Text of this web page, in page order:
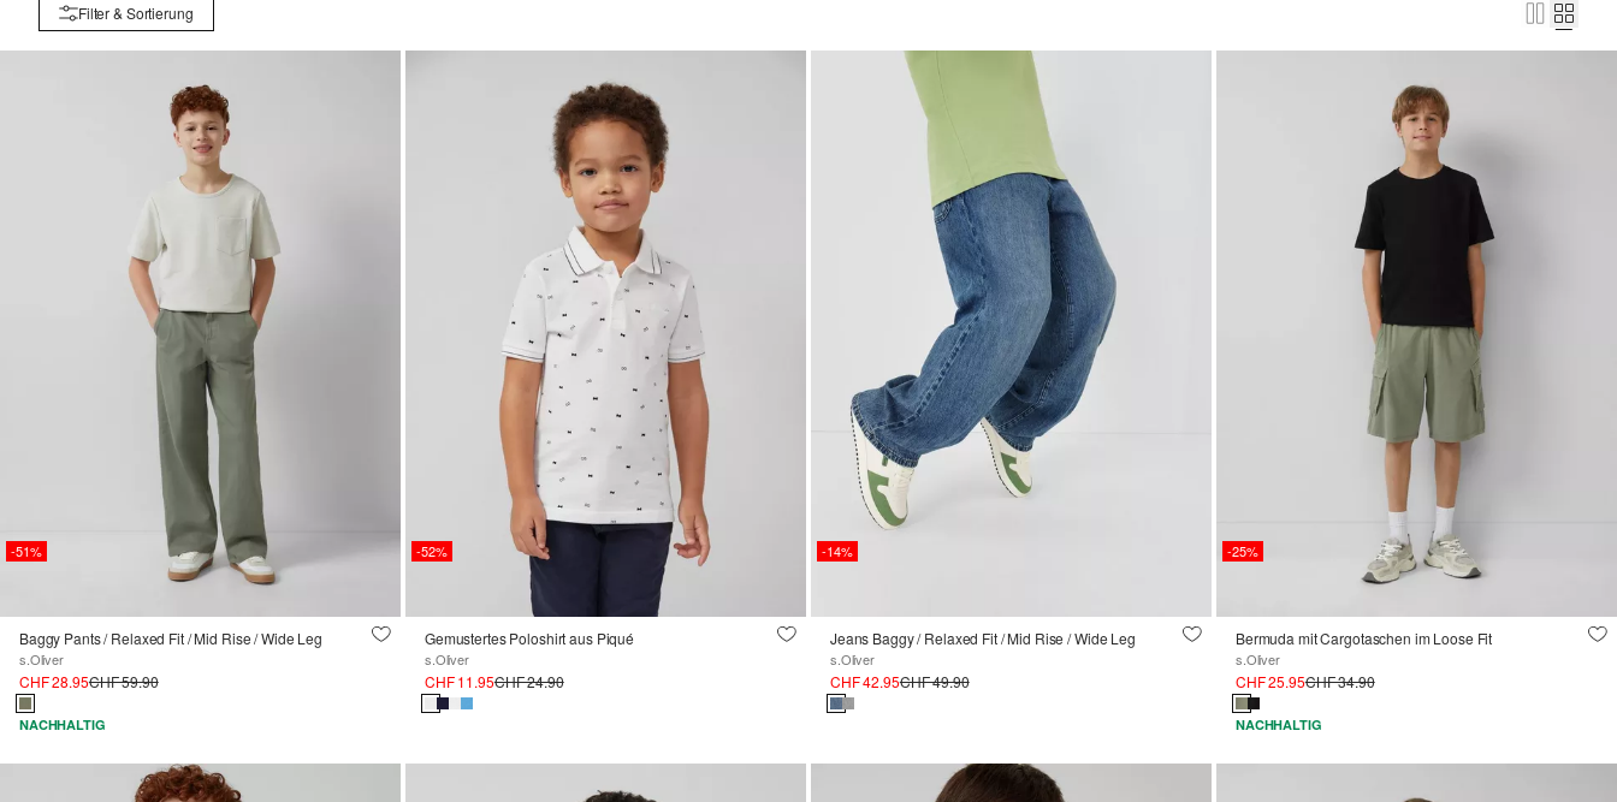
Filter & Sortierung
-51%
Baggy Pants / Relaxed Fit / Mid Rise / Wide Leg
s.Oliver
CHF 28.95CHF 59.90
NACHHALTIG
-52%
Gemustertes Poloshirt aus Piqué
s.Oliver
CHF 11.95CHF 24.90
-14%
Jeans Baggy / Relaxed Fit / Mid Rise / Wide Leg
s.Oliver
CHF 42.95CHF 49.90
-25%
Bermuda mit Cargotaschen im Loose Fit
s.Oliver
CHF 25.95CHF 34.90
NACHHALTIG